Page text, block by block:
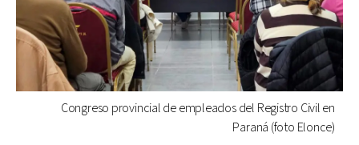
Congreso provincial de empleados del Registro Civil en
Paraná (foto Elonce)